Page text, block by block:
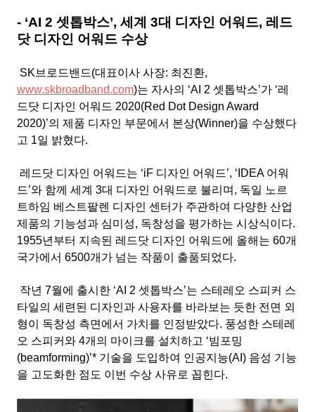
- ‘AI 2 셋톱박스’, 세계 3대 디자인 어워드, 레드
닷 디자인 어워드 수상
SK브로드밴드(대표이사 사장: 최진환,
www.skbroadband.com)는 자사의 ‘AI 2 셋톱박스’가 ‘레
드닷 디자인 어워드 2020(Red Dot Design Award
2020)’의 제품 디자인 부문에서 본상(Winner)을 수상했다
고 1일 밝혔다.
레드닷 디자인 어워드는 ‘iF 디자인 어워드’, ‘IDEA 어워
드’와 함께 세계 3대 디자인 어워드로 불리며, 독일 노르
트하임 베스트팔렌 디자인 센터가 주관하여 다양한 산업
제품의 기능성과 심미성, 독창성을 평가하는 시상식이다.
1955년부터 지속된 레드닷 디자인 어워드에 올해는 60개
국가에서 6500개가 넘는 작품이 출품되었다.
작년 7월에 출시한 ‘AI 2 셋톱박스’는 스테레오 스피커 스
타일의 세련된 디자인과 사용자를 바라보는 듯한 전면 외
형이 독창성 측면에서 가치를 인정받았다. 풍성한 스테레
오 스피커와 4개의 마이크를 설치하고 ‘빔포밍
(beamforming)’* 기술을 도입하여 인공지능(AI) 음성 기능
을 고도화한 점도 이번 수상 사유로 꼽힌다.